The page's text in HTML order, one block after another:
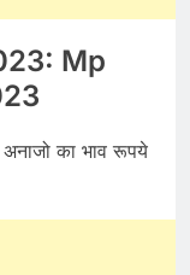
Mp
का भाव रूपये